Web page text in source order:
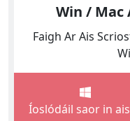
Win / Mac
Faigh Ar Ais
Íoslódáil saor in